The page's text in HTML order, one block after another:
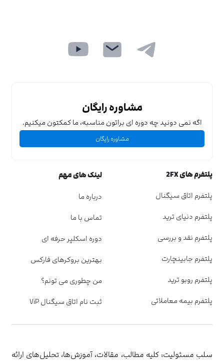
مشاوره رایگان
اگه نمی دونید چه دوره ای براتون مناسبه، ما کمکتون میکنیم.
مشاوره رایگان
پلتفرم های 2FX
پلتفرم اتاق سیگنال
پلتفرم دنیای ترید
پلتفرم نقد و بررسی
پلتفرم جابینچارت
پلتفرم روبو ترید
پلتفرم بیمه معاملاتی
لینک های مهم
درباره ما
تماس با ما
دوره اسکلپر حرفه ای
بهترین بروکرهای فارکس
من چطوری می تونم؟
ثبت نام اتاق سیگنال ViP
سلب مسئولیت: کلیه مطالب، مقالات، آموزش‌ها، تحلیل‌های ارائه